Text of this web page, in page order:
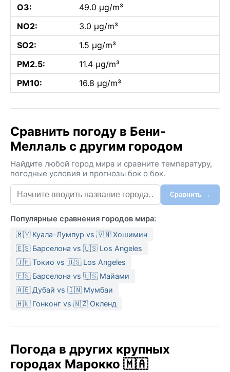
O3:
49.0 µg/m³
NO2:
3.0 µg/m³
SO2:
1.5 µg/m³
PM2.5:
11.4 µg/m³
PM10:
16.8 µg/m³
Сравнить погоду в Бени-
Меллаль с другим городом
Найдите любой город мира и сравните температуру,
погодные условия и прогнозы бок о бок.
Сравнить →
Популярные сравнения городов мира:
🇲🇾 Куала-Лумпур vs 🇻🇳 Хошимин
🇪🇸 Барселона vs 🇺🇸 Los Angeles
🇯🇵 Токио vs 🇺🇸 Los Angeles
🇪🇸 Барселона vs 🇺🇸 Майами
🇦🇪 Дубай vs 🇮🇳 Мумбаи
🇭🇰 Гонконг vs 🇳🇿 Окленд
Погода в других крупных
городах Марокко 🇲🇦